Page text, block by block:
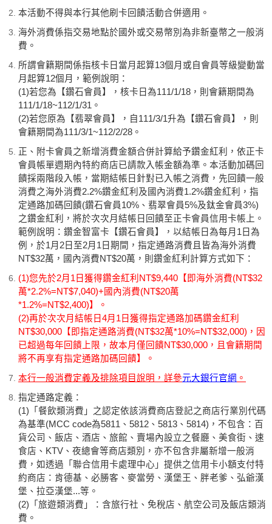
本活動不得與本行其他刷卡回饋活動合併適用。
海外消費係指交易地點於國外或交易幣別為非新臺幣之一般消
費。
所謂會籍期間係指核卡日當月起算13個月或自會員等級變動當
月起算12個月，範例說明：
(1)若您為【鑽石會員】，核卡日為111/1/18，則會籍期間為
111/1/18~112/1/31。
(2)若您原為【翡翠會員】，自111/3/1升為【鑽石會員】，則
會籍期間為111/3/1~112/2/28。
正、附卡會員之新增消費金額合併計算給予鑽金紅利，依正卡
會員帳單週期內特約商店已請款入帳金額為準。本活動加碼回
饋採兩階段入帳，當期結帳日針對已入帳之消費，先回饋一般
消費之海外消費2.2%鑽金紅利及國內消費1.2%鑽金紅利，指
定通路加碼回饋(鑽石會員10%、翡翠會員5%及鈦金會員3%)
之鑽金紅利，將於次次月結帳日回饋至正卡會員信用卡帳上。
範例說明：鑽金智富卡【鑽石會員】，以結帳日為每月1日為
例，於1月2日至2月1日期間，指定通路消費且皆為海外消費
NT$32萬，國內消費NT$20萬，則鑽金紅利計算方式如下：
(1)您先於2月1日獲得鑽金紅利NT$9,440【即海外消費(NT$32
萬*2.2%=NT$7,040)+國內消費(NT$20萬
*1.2%=NT$2,400)】。
(2)再於次次月結帳日4月1日獲得指定通路加碼鑽金紅利
NT$30,000【即指定通路消費(NT$32萬*10%=NT$32,000)，因
已超過每年回饋上限，故本月僅回饋NT$30,000，且會籍期間
將不再享有指定通路加碼回饋】。
本行一般消費定義及排除項目說明，詳參元大銀行官網 。
指定通路定義：
(1)「餐飲類消費」之認定依該消費商店登記之商店行業別代碼
為基準(MCC code為5811、5812、5813、5814)，不包含：百
貨公司、飯店、酒店、旅館、賣場內設立之餐廳、美食街、速
食店、KTV、夜總會等商店類別，亦不包含非屬新增一般消
費，如透過「聯合信用卡處理中心」提供之信用卡小額支付特
約商店：肯德基、必勝客、麥當勞、漢堡王、胖老爹、弘爺漢
堡、拉亞漢堡...等。
(2)「旅遊類消費」：含旅行社、免稅店、航空公司及飯店類消
費。